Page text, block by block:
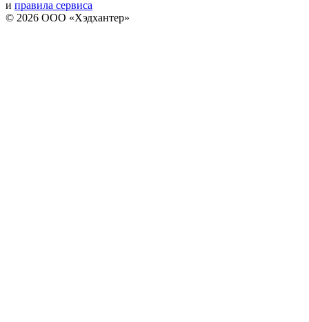
и правила сервиса
© 2026 ООО «Хэдхантер»